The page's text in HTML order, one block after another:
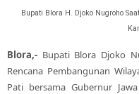
Bupati Blora H. Djoko Nugroho
Blora,- Bupati Blora Djoko
Rencana Pembangunan
Pati bersama Gubernur